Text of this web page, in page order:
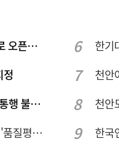
'맥도날드·세종시립박물관' 차례로 오픈… 고운동 정주여건 좋아진다
정
울산 농소∼강동 도로, 지형 변형·통행 불편 해법 찾는다
표준연, 국산 반도체 공정용 가스 '품질평가 체계' 구축